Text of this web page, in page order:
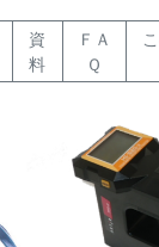
資
料
ＦＡ
Ｑ